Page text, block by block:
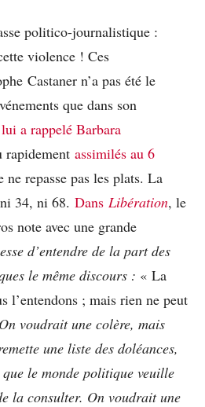
politico-journalistique :
violence ! Ces
Castaner n’a pas été le
que dans son
a rappelé Barbara
assimilés au 6
ne repasse pas les plats. La
34, ni 68. Dans Libération, le
note avec une grande
d’entendre de la part des
le même discours : « La
l’entendons ; mais rien ne peut
On voudrait une colère, mais
une liste des doléances,
le monde politique veuille
la consulter. On voudrait une